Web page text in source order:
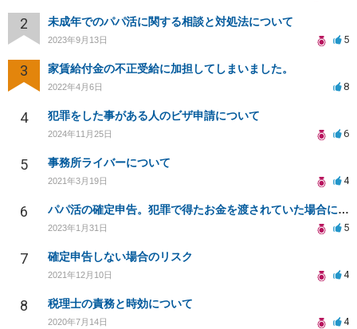
2 未成年でのパパ活に関する相談と対処法について
2023年9月13日 5
3 家賃給付金の不正受給に加担してしまいました。
2022年4月6日 8
4 犯罪をした事がある人のビザ申請について
2024年11月25日 6
5 事務所ライバーについて
2021年3月19日 4
6 パパ活の確定申告。犯罪で得たお金を渡されていた場合について相談させてください。
2023年1月31日 5
7 確定申告しない場合のリスク
2021年12月10日 4
8 税理士の責務と時効について
2020年7月14日 4